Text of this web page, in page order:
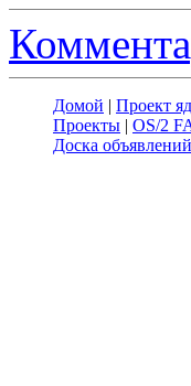
Домой | Проект
Проекты | OS/2
Доска объявлений